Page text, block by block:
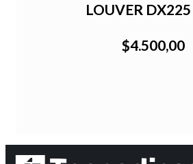
LOUVER
$4.500,00